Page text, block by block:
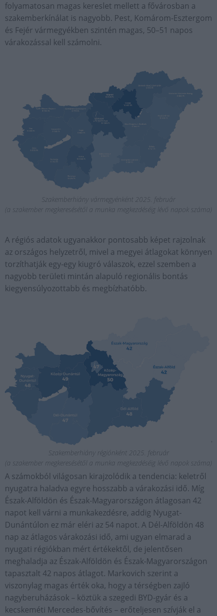
folyamatosan magas kereslet mellett a fővárosban a
szakemberkínálat is nagyobb. Pest, Komárom-Esztergom
és Fejér vármegyékben szintén magas, 50–51 napos
várakozással kell számolni.
Szakemberhiány vármegyénként 2025. február
(a szakember megkeresésétől a munka megkezdéséig lévő napok száma)
A régiós adatok ugyanakkor pontosabb képet rajzolnak
az országos helyzetről, mivel a megyei átlagokat könnyen
torzíthatják egy-egy kiugró válaszok, ezzel szemben a
nagyobb területi mintán alapuló regionális bontás
kiegyensúlyozottabb és megbízhatóbb.
Szakemberhiány régiónként 2025. február
(a szakember megkeresésétől a munka megkezdéséig lévő napok száma)
A számokból világosan kirajzolódik a tendencia: keletről
nyugatra haladva egyre hosszabb a várakozási idő. Míg
Észak-Alföldön és Észak-Magyarországon átlagosan 42
napot kell várni a munkakezdésre, addig Nyugat-
Dunántúlon ez már eléri az 54 napot. A Dél-Alföldön 48
nap az átlagos várakozási idő, ami ugyan elmarad a
nyugati régiókban mért értékektől, de jelentősen
meghaladja az Észak-Alföldön és Észak-Magyarországon
tapasztalt 42 napos átlagot. Markovich szerint a
viszonylag magas érték oka, hogy a térségben zajló
nagyberuházások – köztük a szegedi BYD-gyár és a
kecskeméti Mercedes-bővítés – erőteljesen szívják el a